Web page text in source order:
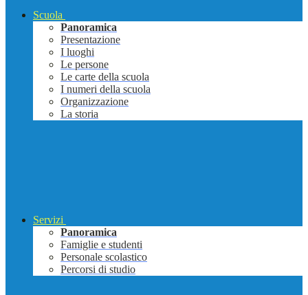
Scuola
Panoramica
Presentazione
I luoghi
Le persone
Le carte della scuola
I numeri della scuola
Organizzazione
La storia
Servizi
Panoramica
Famiglie e studenti
Personale scolastico
Percorsi di studio